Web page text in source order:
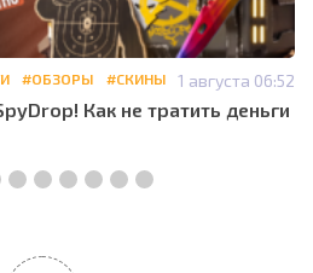
#ОБЗОРЫ #СКИНЫ 1 августа 06:52
Как не тратить деньги